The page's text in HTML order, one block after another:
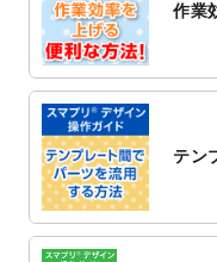
レート
2022/10/26
追加
2022/10/20
2022/10/14
年賀
2022/10/6
チラ
作業
テン